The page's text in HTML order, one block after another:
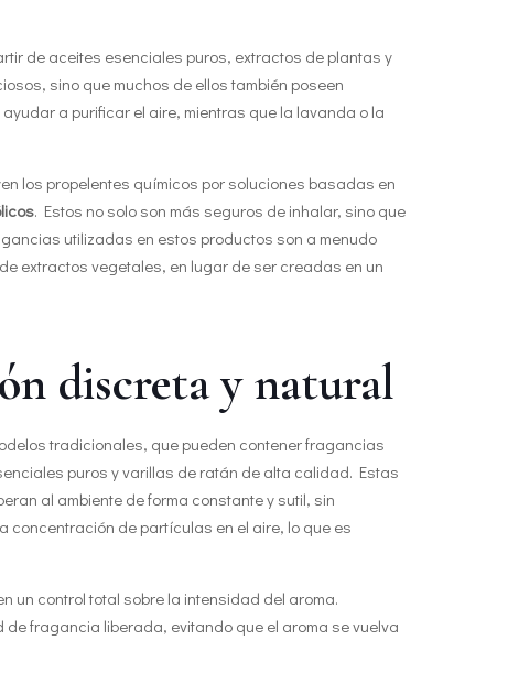
de aceites esenciales puros, extractos de plantas y
sino que muchos de ellos también poseen
a purificar el aire, mientras que la lavanda o la
los propelentes químicos por soluciones basadas en
. Estos no solo son más seguros de inhalar, sino que
utilizadas en estos productos son a menudo
extractos vegetales, en lugar de ser creadas en un
discreta y natural
tradicionales, que pueden contener fragancias
puros y varillas de ratán de alta calidad. Estas
al ambiente de forma constante y sutil, sin
de partículas en el aire, lo que es
un control total sobre la intensidad del aroma.
fragancia liberada, evitando que el aroma se vuelva